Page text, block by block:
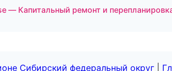
— Капитальный ремонт и
Сибирский федеральный округ